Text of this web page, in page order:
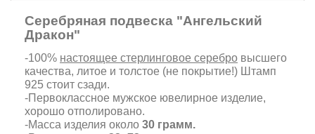
Серебряная подвеска "Ангельский
Дракон"
-100% настоящее стерлинговое серебро высшего
качества, литое и толстое (не покрытие!) Штамп
925 стоит сзади.
-Первоклассное мужское ювелирное изделие,
хорошо отполировано.
-Масса изделия около 30 грамм.